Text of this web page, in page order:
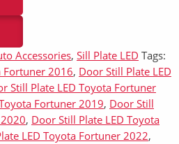
Accessories, Sill Plate LED Tags:
Fortuner 2016, Door Still Plate LED
Still Plate LED Toyota Fortuner
Fortuner 2019, Door Still
, Door Still Plate LED Toyota
LED Toyota Fortuner 2022,